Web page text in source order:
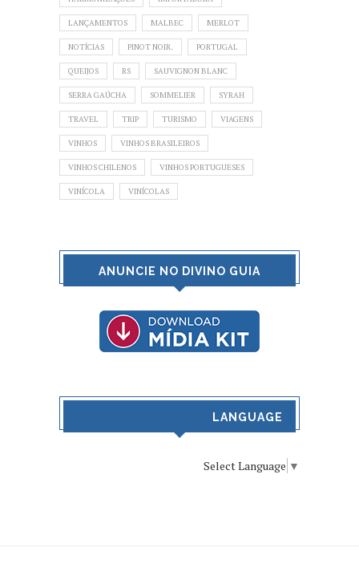
LANÇAMENTOS MALBEC MERLOT
NOTÍCIAS PINOT NOIR. PORTUGAL
QUEIJOS RS SAUVIGNON BLANC
SERRA GAÚCHA SOMMELIER SYRAH
TRAVEL TRIP TURISMO VIAGENS
VINHOS VINHOS BRASILEIROS
VINHOS CHILENOS VINHOS PORTUGUESES
VINÍCOLA VINÍCOLAS
ANUNCIE NO DIVINO GUIA
LANGUAGE
Select Language ▼